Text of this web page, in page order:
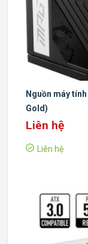
Nguồn máy
Gold)
Liên hệ
Liên hệ